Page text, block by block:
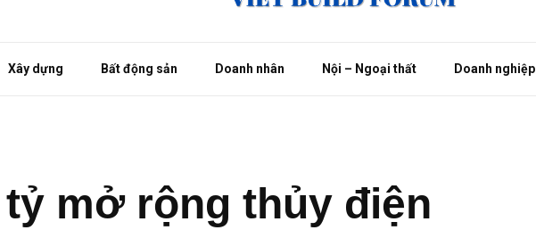
Xây dựng Bất động sản Doanh nhân Nội – Ngoại thất Doanh nghiệp
tỷ mở rộng thủy điện